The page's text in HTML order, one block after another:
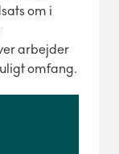
om i
arbejder
omfang.